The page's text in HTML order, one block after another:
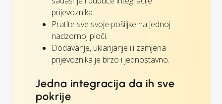
prijevoznika.
Pratite sve svoje pošiljke na jednoj
nadzornoj ploči.
Dodavanje, uklanjanje ili zamjena
prijevoznika je brzo i jednostavno.
Jedna integracija da ih sve
pokrije